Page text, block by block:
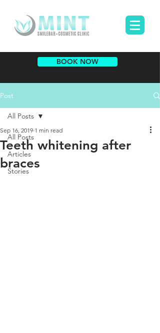
BOOK NOW
Post
All Posts
Articles
Stories
All Posts
Teeth whitening after
braces
Sep 16, 2019 1 min read